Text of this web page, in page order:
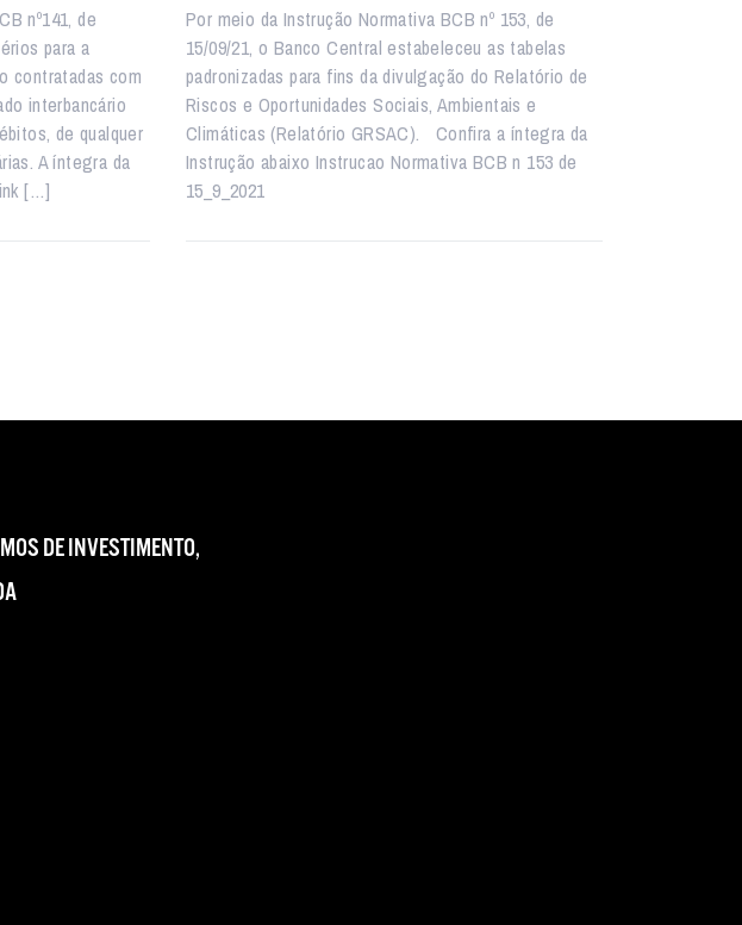
nº141, de
para a
contratadas com
interbancário
de qualquer
A íntegra da
[…]
Por meio da Instrução Normativa BCB nº 153, de
15/09/21, o Banco Central estabeleceu as tabelas
padronizadas para fins da divulgação do Relatório de
Riscos e Oportunidades Sociais, Ambientais e
Climáticas (Relatório GRSAC). Confira a íntegra da
Instrução abaixo Instrucao Normativa BCB n 153 de
15_9_2021
DE INVESTIMENTO,